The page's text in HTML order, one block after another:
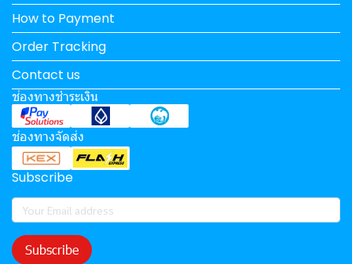
How to Payment
Order Tracking
Contact us
ช่องทางชำระเงิน
ช่องทางจัดส่ง
Subscribe
Subscribe